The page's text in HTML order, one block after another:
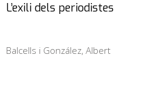
L’exili dels periodistes
Balcells i González, Albert